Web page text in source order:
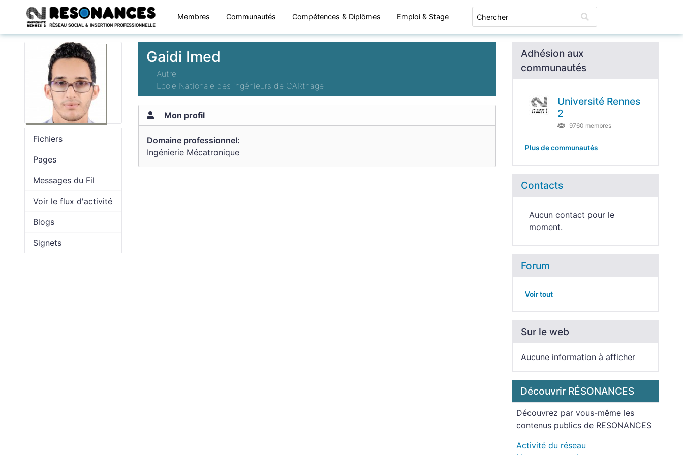
Membres Communautés Compétences & Diplômes Emploi & Stage
Fichiers
Pages
Messages du Fil
Voir le flux d'activité
Blogs
Signets
Gaidi Imed
Autre
Ecole Nationale des ingénieurs de CARthage
Mon profil
Domaine professionnel:
Ingénierie Mécatronique
Adhésion aux
communautés
Université Rennes
2
9760 membres
Plus de communautés
Contacts
Aucun contact pour le
moment.
Forum
Voir tout
Sur le web
Aucune information à afficher
Découvrir RÉSONANCES
Découvrez par vous-même les
contenus publics de RESONANCES
Activité du réseau